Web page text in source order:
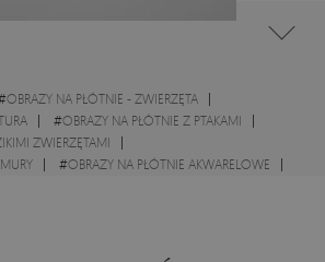
OBRAZY NA PŁÓTNIE - ZWIERZĘTA
#OBRAZY NA PŁÓTNIE Z PTAKAMI
ZWIERZĘTAMI
#OBRAZY NA PŁÓTNIE AKWARELOWE